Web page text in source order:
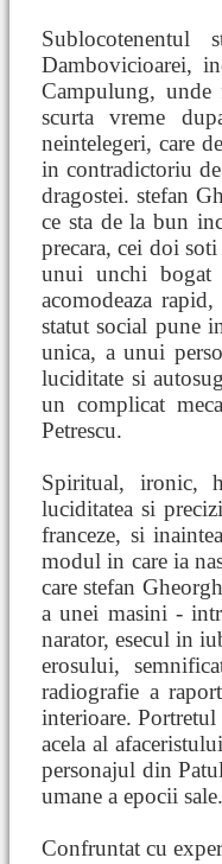
Dambovicioarei,
Campulung, unde
scurta vreme
neintelegeri, care
in contradictoriu
dragostei. stefan
ce sta de la bun
precara, cei doi
unui unchi bogat
acomodeaza
statut social pune
unica, a unui
luciditate si
un complicat
Petrescu.
Spiritual, ironic,
luciditatea si
franceze, si
modul in care ia
care stefan
a unei masini -
narator, esecul in
erosului,
radiografie a
interioare.
acela al
personajul din
umane a epocii sale.
Confruntat cu